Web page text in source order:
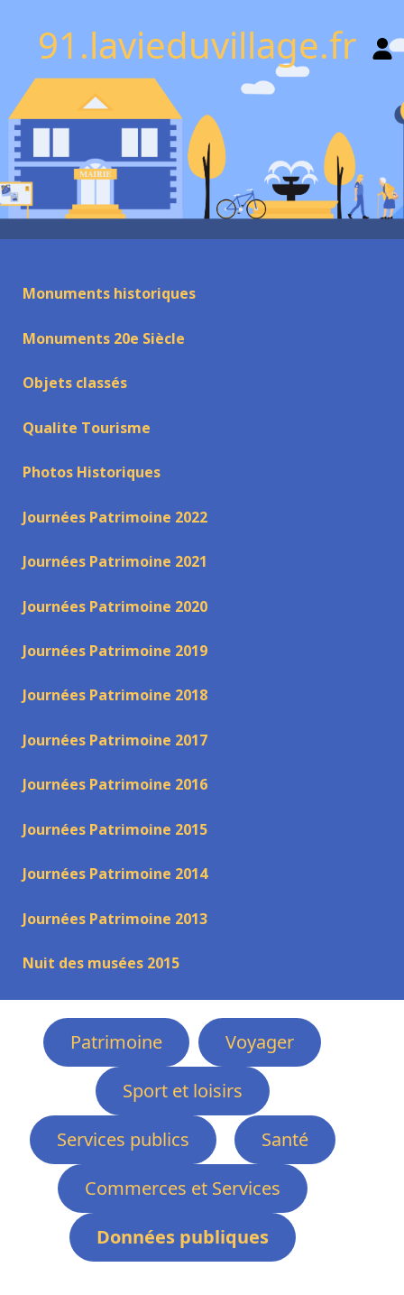
91.lavieduvillage.fr
Monuments historiques
Monuments 20e Siècle
Objets classés
Qualite Tourisme
Photos Historiques
Journées Patrimoine 2022
Journées Patrimoine 2021
Journées Patrimoine 2020
Journées Patrimoine 2019
Journées Patrimoine 2018
Journées Patrimoine 2017
Journées Patrimoine 2016
Journées Patrimoine 2015
Journées Patrimoine 2014
Journées Patrimoine 2013
Nuit des musées 2015
Patrimoine
Voyager
Sport et loisirs
Services publics
Santé
Commerces et Services
Données publiques